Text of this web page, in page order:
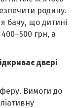
родину.
бачу, що дитині
грн, а
двері
Вимоги до